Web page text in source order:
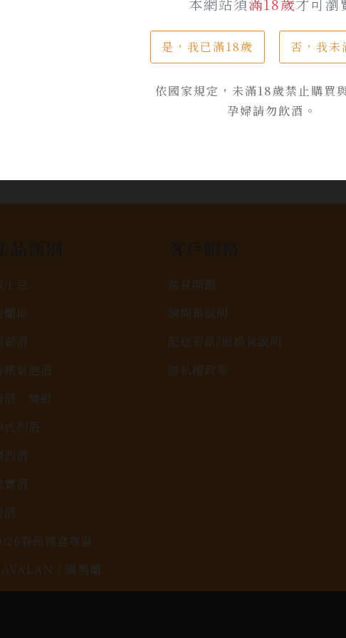
本網站須滿18歲才可瀏
是，我已滿18歲 否，我未
依國家規定，未滿18歲禁止購買
孕婦請勿飲酒。
士忌
蘭地
萄酒
檳氣泡酒
酒、燒酎
式烈酒
烈酒
實酒
酒
春節禮盒專區
/ 噶瑪蘭
常見問題
詢問單說明
配送資訊/退換貨說明
隱私權政策